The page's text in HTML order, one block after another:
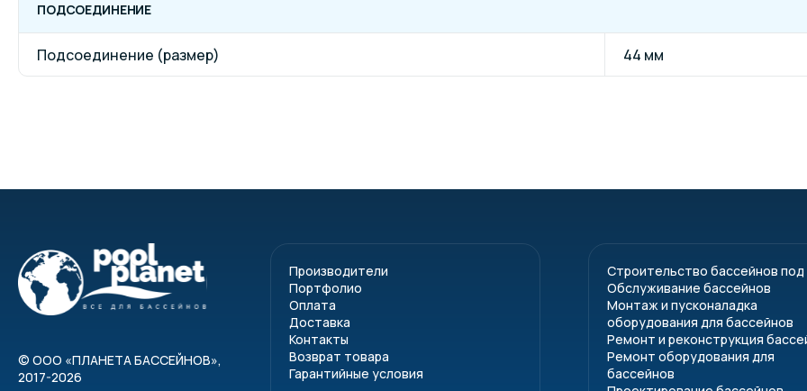
ПОДСОЕДИНЕНИЕ
Подсоединение (размер) 44 мм
© ООО «ПЛАНЕТА БАССЕЙНОВ»,
2017-2026
Производители
Портфолио
Оплата
Доставка
Контакты
Возврат товара
Гарантийные условия
Строительство бассейнов
Обслуживание бассейнов
Монтаж и пусконаладка
оборудования для бассейнов
Ремонт и реконструкция
Ремонт оборудования для
бассейнов